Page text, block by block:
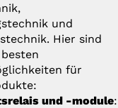
und
Hier sind
für
und -module: